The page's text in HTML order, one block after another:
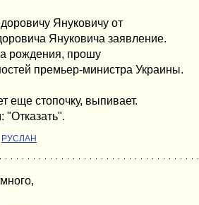
Януковичу от
Януковича заявление.
рождения, прошу
премьер-министра Украины.
еще стопочку, выпивает.
"Отказать".
РУСЛАН